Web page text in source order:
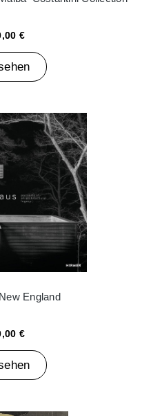
€
England
€